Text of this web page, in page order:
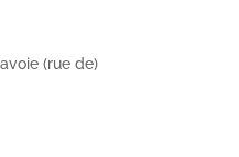
(rue de)